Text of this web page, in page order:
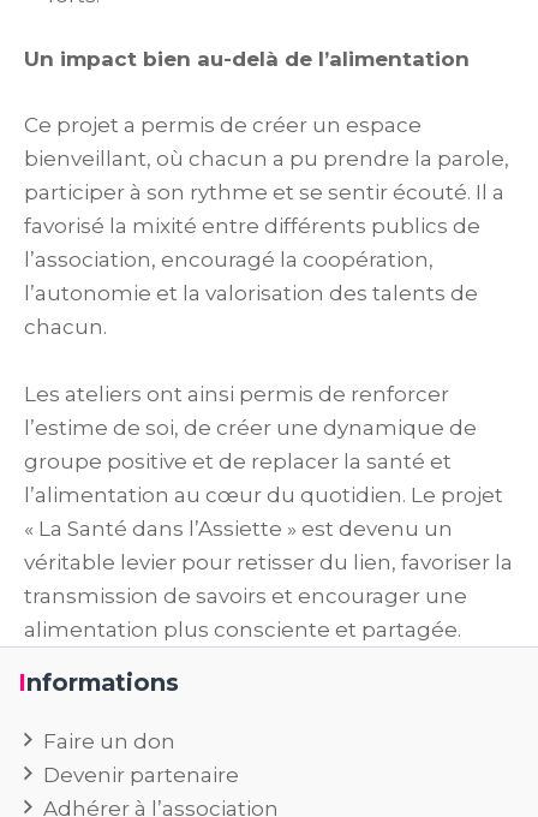
Un impact bien au-delà de l’alimentation
Ce projet a permis de créer un espace
bienveillant, où chacun a pu prendre la parole,
participer à son rythme et se sentir écouté. Il a
favorisé la mixité entre différents publics de
l’association, encouragé la coopération,
l’autonomie et la valorisation des talents de
chacun.
Les ateliers ont ainsi permis de renforcer
l’estime de soi, de créer une dynamique de
groupe positive et de replacer la santé et
l’alimentation au cœur du quotidien. Le projet
« La Santé dans l’Assiette » est devenu un
véritable levier pour retisser du lien, favoriser la
transmission de savoirs et encourager une
alimentation plus consciente et partagée.
Informations
Faire un don
Devenir partenaire
Adhérer à l’association